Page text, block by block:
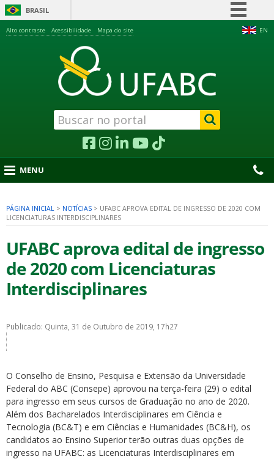
BRASIL
Acesso à informação
Legislação
Canais
EN
Alto contraste Acessibilidade Mapa do site
MENU
PÁGINA INICIAL > NOTÍCIAS > UFABC APROVA EDITAL DE INGRESSO DE 2020 COM
LICENCIATURAS INTERDISCIPLINARES
UFABC aprova edital de ingresso
de 2020 com Licenciaturas
Interdisciplinares
Publicado: Quinta, 31 de Outubro de 2019, 17h27
O Conselho de Ensino, Pesquisa e Extensão da Universidade
Federal do ABC (Consepe) aprovou na terça-feira (29) o edital
para ingresso em seus cursos de Graduação no ano de 2020.
Além dos Bacharelados Interdisciplinares em Ciência e
Tecnologia (BC&T) e em Ciências e Humanidades (BC&H), os
candidatos ao Ensino Superior terão outras duas opções de
ingresso na UFABC: as Licenciaturas Interdisciplinares em